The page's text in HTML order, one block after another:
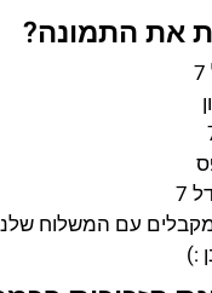
את התמונה?
7
עם המשלוח
:)